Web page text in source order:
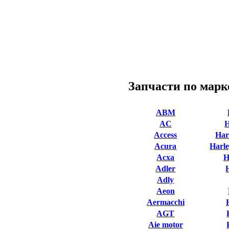
Запчасти по
ABM
AC
Access
Acura
Acxa
Adler
Adly
Aeon
Aermacchi
AGT
Aie motor